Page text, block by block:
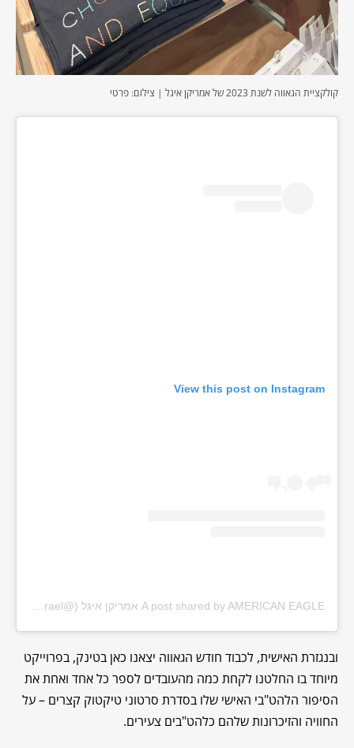
קולקציית הגאווה לשנת 2023 של אמריקן איגל | צילום: פרטי
View this post on Instagram
ובנגזרת האישית, לכבוד חודש הגאווה יצאנו כאן בטינק, בפרוייקט
מיוחד בו החלטנו לקחת כמה מהעובדים לספר כל אחד ואחת את
הסיפור הלהט"בי האישי שלו בסדרת סרטוני טיקטוק קצרים – על
החוויה והזיכרונות שלהם כלהט"בים צעירים.